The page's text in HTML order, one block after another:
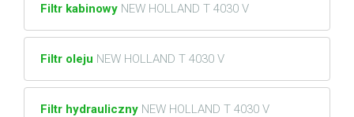
Filtr kabinowy NEW HOLLAND T 4030 V
Filtr oleju NEW HOLLAND T 4030 V
Filtr hydrauliczny NEW HOLLAND T 4030 V